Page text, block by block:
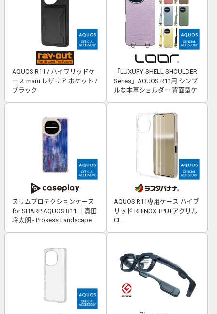
AQUOS R11 / ハイブリッドケ
ース maru レザリア ポケット /
ブラック
「LUXURY-SHELL SHOULDER
Series」AQUOS R11用 シンプ
ルな本革ショルダー 背面型ケ
スリムプロテクションケース
for SHARP AQUOS R11［ 真田
将太朗 - Prosess Landscape
AQUOS R11専用ケース ハイブ
リッド RHINOX TPU+アクリル
CL